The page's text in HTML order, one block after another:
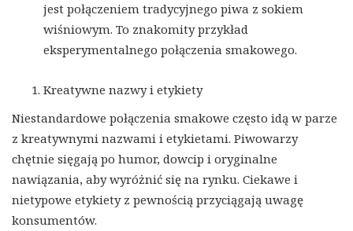
jest połączeniem tradycyjnego piwa z sokiem
wiśniowym. To znakomity przykład
eksperymentalnego połączenia smakowego.
Kreatywne nazwy i etykiety
Niestandardowe połączenia smakowe często idą w parze
z kreatywnymi nazwami i etykietami. Piwowarzy
chętnie sięgają po humor, dowcip i oryginalne
nawiązania, aby wyróżnić się na rynku. Ciekawe i
nietypowe etykiety z pewnością przyciągają uwagę
konsumentów.